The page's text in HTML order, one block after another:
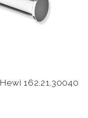
162.21.30040